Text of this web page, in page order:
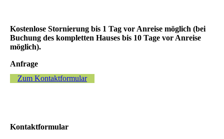
Kostenlose Stornierung bis 1 Tag vor Anreise möglich (bei
Buchung des kompletten Hauses bis 10 Tage vor Anreise
möglich).
Anfrage
Zum Kontaktformular
Kontaktformular